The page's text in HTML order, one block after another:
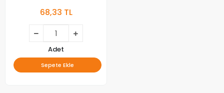
68,33 TL
Adet
Sepete Ekle